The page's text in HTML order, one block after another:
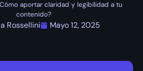
aportar claridad y legibilidad a tu
contenido?
Rossellini Mayo 12, 2025